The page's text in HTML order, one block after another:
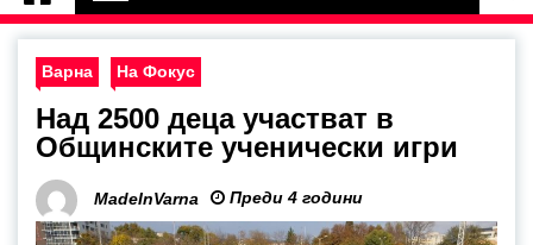
Варна На Фокус
Над 2500 деца участват в
Общинските ученически игри
MadeInVarna Преди 4 години